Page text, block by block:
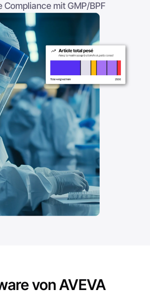
Compliance mit GMP/BPF
von AVEVA